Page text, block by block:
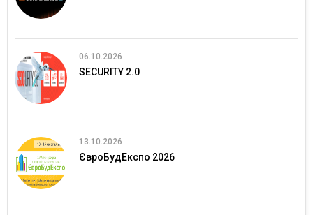
06.10.2026
SECURITY 2.0
13.10.2026
ЄвроБудЕкспо 2026